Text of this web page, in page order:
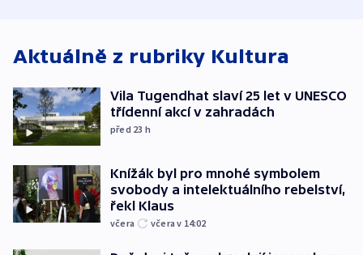
Aktuálně z rubriky Kultura
Vila Tugendhat slaví 25 let v UNESCO
třídenní akcí v zahradách
před 23 h
Knížák byl pro mnohé symbolem
svobody a intelektuálního rebelství,
řekl Klaus
včera včera v 14:02